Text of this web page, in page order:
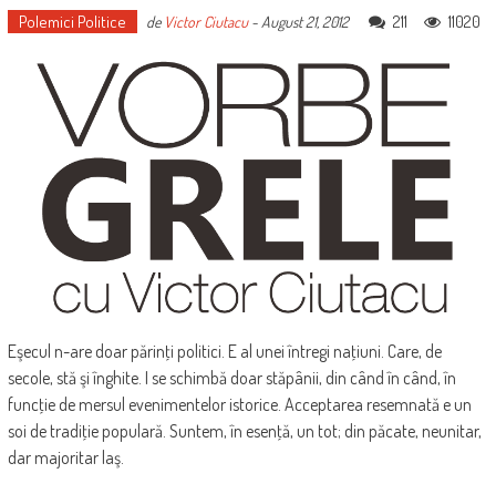
Polemici Politice de Victor Ciutacu-August 21, 2012 211 11020
Eşecul n-are doar părinţi politici. E al unei întregi naţiuni. Care, de
secole, stă şi înghite. I se schimbă doar stăpânii, din când în când, în
funcţie de mersul evenimentelor istorice. Acceptarea resemnată e un
soi de tradiţie populară. Suntem, în esenţă, un tot; din păcate, neunitar,
dar majoritar laş.